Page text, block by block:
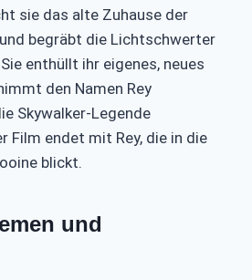
sie das alte Zuhause der
begräbt die Lichtschwerter
enthüllt ihr eigenes, neues
den Namen Rey
Skywalker-Legende
Film endet mit Rey, die in die
blickt.
und